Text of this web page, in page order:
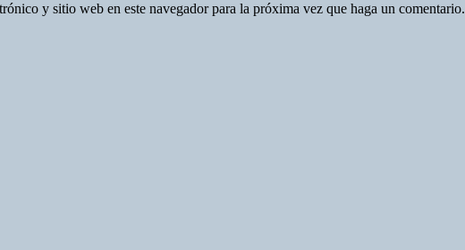
y sitio web en este navegador para la próxima vez que haga un comentario.